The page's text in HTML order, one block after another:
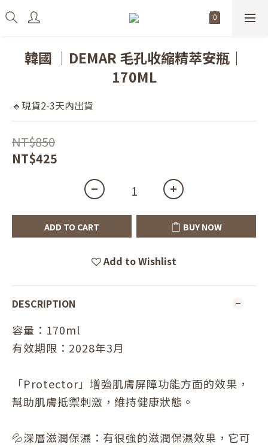
韓國 ｜DEMAR 毛孔收縮精萃安瓶｜
170ML
🔸現貨2-3天內出貨
NT$850
NT$425
ADD TO CART BUY NOW
Add to Wishlist
DESCRIPTION
容量：170ml
有效期限：2028年3月
「Protector」增強肌膚屏障功能方面的效果，
幫助肌膚抵禦刺激，維持健康狀態。
💦深層滋潤保濕：有很強的滋潤保濕效果，它可